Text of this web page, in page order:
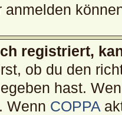
anmelden
registriert,
ob du den
hast.
Wenn COPPA